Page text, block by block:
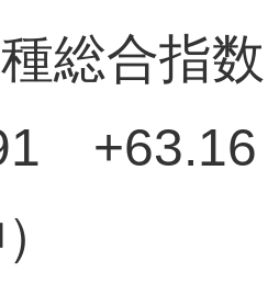
総合指
+63.16